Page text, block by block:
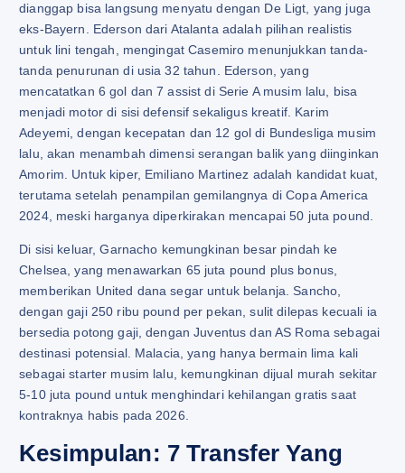
dianggap bisa langsung menyatu dengan De Ligt, yang juga
eks-Bayern. Ederson dari Atalanta adalah pilihan realistis
untuk lini tengah, mengingat Casemiro menunjukkan tanda-
tanda penurunan di usia 32 tahun. Ederson, yang
mencatatkan 6 gol dan 7 assist di Serie A musim lalu, bisa
menjadi motor di sisi defensif sekaligus kreatif. Karim
Adeyemi, dengan kecepatan dan 12 gol di Bundesliga musim
lalu, akan menambah dimensi serangan balik yang diinginkan
Amorim. Untuk kiper, Emiliano Martinez adalah kandidat kuat,
terutama setelah penampilan gemilangnya di Copa America
2024, meski harganya diperkirakan mencapai 50 juta pound.
Di sisi keluar, Garnacho kemungkinan besar pindah ke
Chelsea, yang menawarkan 65 juta pound plus bonus,
memberikan United dana segar untuk belanja. Sancho,
dengan gaji 250 ribu pound per pekan, sulit dilepas kecuali ia
bersedia potong gaji, dengan Juventus dan AS Roma sebagai
destinasi potensial. Malacia, yang hanya bermain lima kali
sebagai starter musim lalu, kemungkinan dijual murah sekitar
5-10 juta pound untuk menghindari kehilangan gratis saat
kontraknya habis pada 2026.
Kesimpulan: 7 Transfer Yang